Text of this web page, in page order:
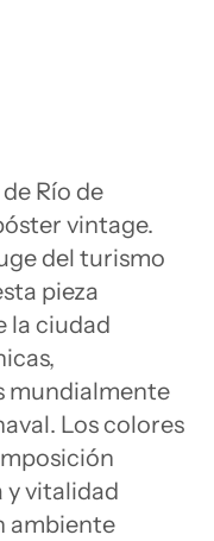
Río de
vintage.
del turismo
pieza
la ciudad
mundialmente
Los colores
y vitalidad
ambiente